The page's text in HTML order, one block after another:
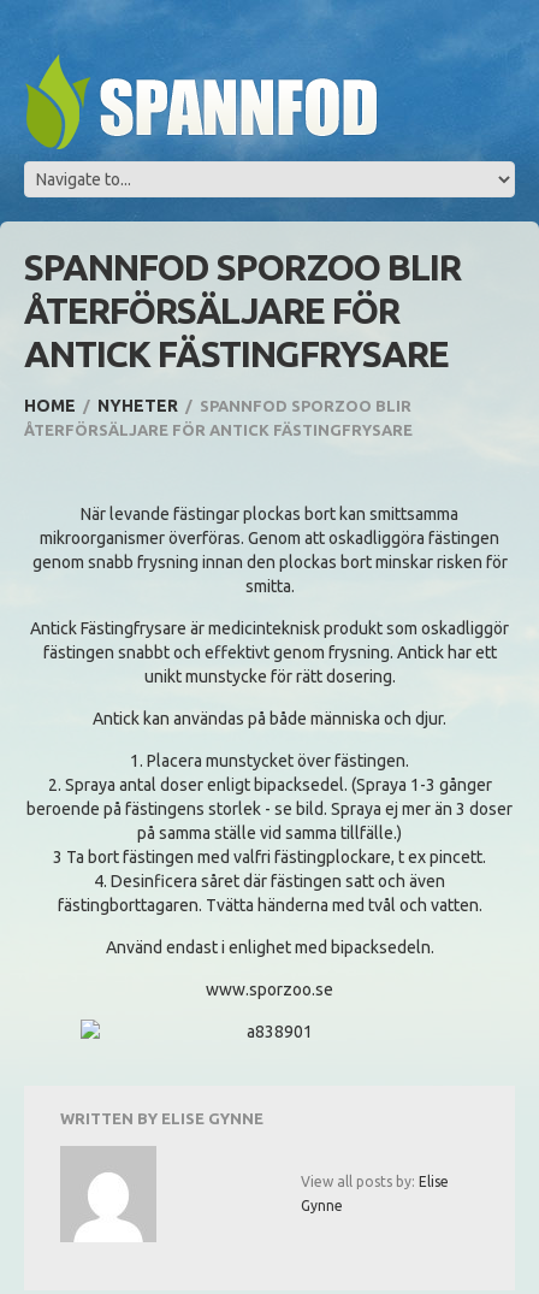
SPANNFOD SPORZOO BLIR
ÅTERFÖRSÄLJARE FÖR
ANTICK FÄSTINGFRYSARE
HOME NYHETER
SPANNFOD SPORZOO BLIR
ÅTERFÖRSÄLJARE FÖR ANTICK FÄSTINGFRYSARE
När levande fästingar plockas bort kan smittsamma
mikroorganismer överföras. Genom att oskadliggöra fästingen
genom snabb frysning innan den plockas bort minskar risken för
smitta.
Antick Fästingfrysare är medicinteknisk produkt som oskadliggör
fästingen snabbt och effektivt genom frysning. Antick har ett
unikt munstycke för rätt dosering.
Antick kan användas på både människa och djur.
1. Placera munstycket över fästingen.
2. Spraya antal doser enligt bipacksedel. (Spraya 1-3 gånger
beroende på fästingens storlek - se bild. Spraya ej mer än 3 doser
på samma ställe vid samma tillfälle.)
3 Ta bort fästingen med valfri fästingplockare, t ex pincett.
4. Desinficera såret där fästingen satt och även
fästingborttagaren. Tvätta händerna med tvål och vatten.
Använd endast i enlighet med bipacksedeln.
www.sporzoo.se
WRITTEN BY ELISE GYNNE
View all posts by: Elise
Gynne